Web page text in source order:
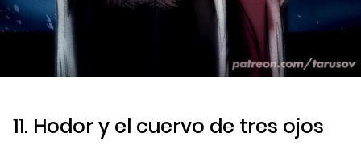
11. Hodor y el cuervo de tres ojos